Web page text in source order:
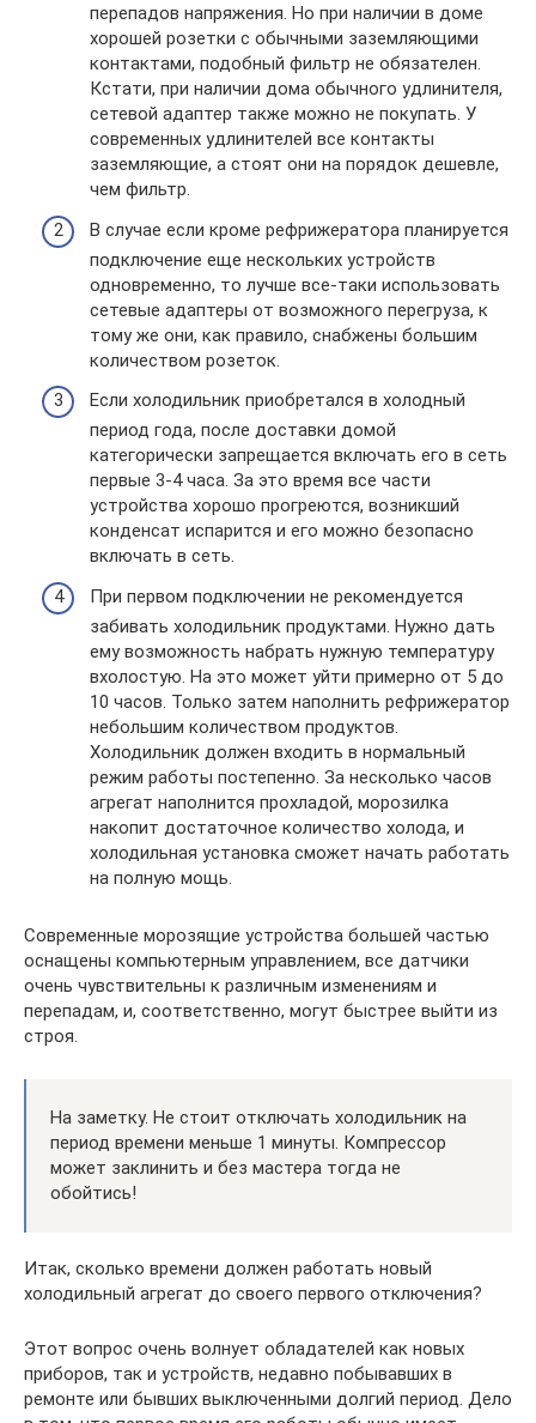
перепадов напряжения. Но при наличии в доме
хорошей розетки с обычными заземляющими
контактами, подобный фильтр не обязателен.
Кстати, при наличии дома обычного удлинителя,
сетевой адаптер также можно не покупать. У
современных удлинителей все контакты
заземляющие, а стоят они на порядок дешевле,
чем фильтр.
В случае если кроме рефрижератора планируется
подключение еще нескольких устройств
одновременно, то лучше все-таки использовать
сетевые адаптеры от возможного перегруза, к
тому же они, как правило, снабжены большим
количеством розеток.
Если холодильник приобретался в холодный
период года, после доставки домой
категорически запрещается включать его в сеть
первые 3-4 часа. За это время все части
устройства хорошо прогреются, возникший
конденсат испарится и его можно безопасно
включать в сеть.
При первом подключении не рекомендуется
забивать холодильник продуктами. Нужно дать
ему возможность набрать нужную температуру
вхолостую. На это может уйти примерно от 5 до
10 часов. Только затем наполнить рефрижератор
небольшим количеством продуктов.
Холодильник должен входить в нормальный
режим работы постепенно. За несколько часов
агрегат наполнится прохладой, морозилка
накопит достаточное количество холода, и
холодильная установка сможет начать работать
на полную мощь.
Современные морозящие устройства большей частью
оснащены компьютерным управлением, все датчики
очень чувствительны к различным изменениям и
перепадам, и, соответственно, могут быстрее выйти из
строя.
На заметку. Не стоит отключать холодильник на
период времени меньше 1 минуты. Компрессор
может заклинить и без мастера тогда не
обойтись!
Итак, сколько времени должен работать новый
холодильный агрегат до своего первого отключения?
Этот вопрос очень волнует обладателей как новых
приборов, так и устройств, недавно побывавших в
ремонте или бывших выключенными долгий период. Дело